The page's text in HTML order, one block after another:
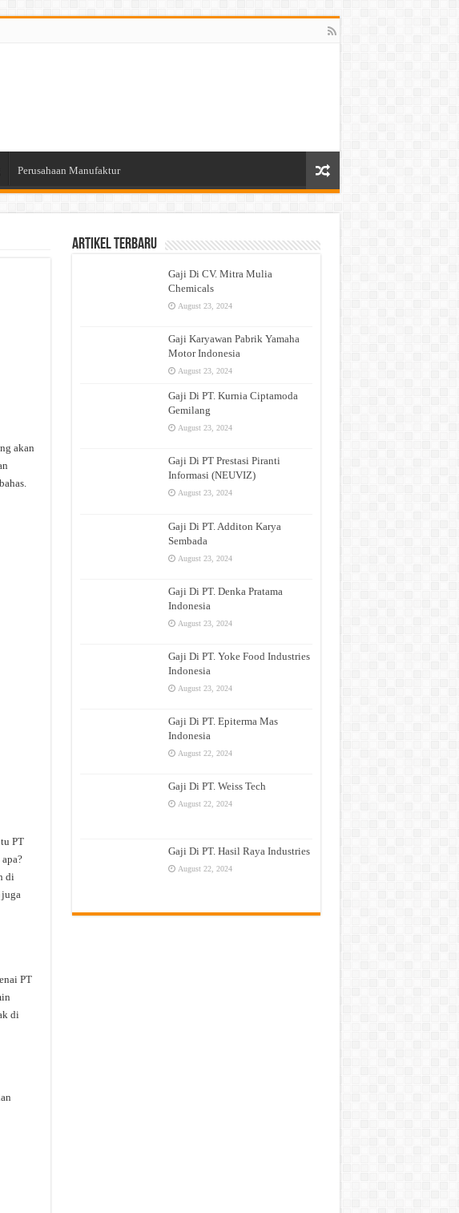
Perusahaan Manufaktur
akan
PT
di
PT
di
Artikel Terbaru
Gaji Di CV. Mitra Mulia
Chemicals
August 23, 2024
Gaji Karyawan Pabrik Yamaha
Motor Indonesia
August 23, 2024
Gaji Di PT. Kurnia Ciptamoda
Gemilang
August 23, 2024
Gaji Di PT Prestasi Piranti
Informasi (NEUVIZ)
August 23, 2024
Gaji Di PT. Additon Karya
Sembada
August 23, 2024
Gaji Di PT. Denka Pratama
Indonesia
August 23, 2024
Gaji Di PT. Yoke Food Industries
Indonesia
August 23, 2024
Gaji Di PT. Epiterma Mas
Indonesia
August 22, 2024
Gaji Di PT. Weiss Tech
August 22, 2024
Gaji Di PT. Hasil Raya Industries
August 22, 2024